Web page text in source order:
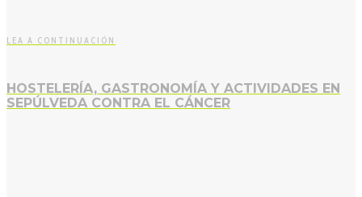
LEA A CONTINUACIÓN
HOSTELERÍA, GASTRONOMÍA Y ACTIVIDADES EN
SEPÚLVEDA CONTRA EL CÁNCER